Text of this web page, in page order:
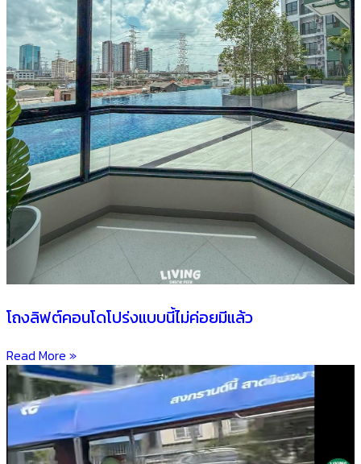
โถงลิฟต์คอนโดโปร่งแบบนี้ไม่ค่อยมีแล้ว
Read More »